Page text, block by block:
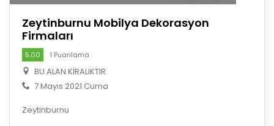
Zeytinburnu Mobilya Dekorasyon
Firmaları
5.00 1 Puanlama
BU ALAN KİRALIKTIR
7 Mayıs 2021 Cuma
Zeytinburnu